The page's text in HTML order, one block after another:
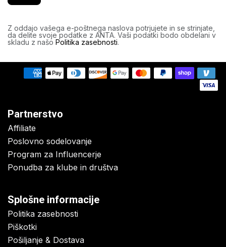
Z oddajo vašega e-poštnega naslova potrjujete in se strinjate,
da delite svoje podatke z ANTA. Vaši podatki bodo obdelani v
skladu z našo Politika zasebnosti.
Partnerstvo
Affiliate
Poslovno sodelovanje
Program za Influencerje
Ponudba za klube in društva
Splošne informacije
Politika zasebnosti
Piškotki
Pošiljanje & Dostava